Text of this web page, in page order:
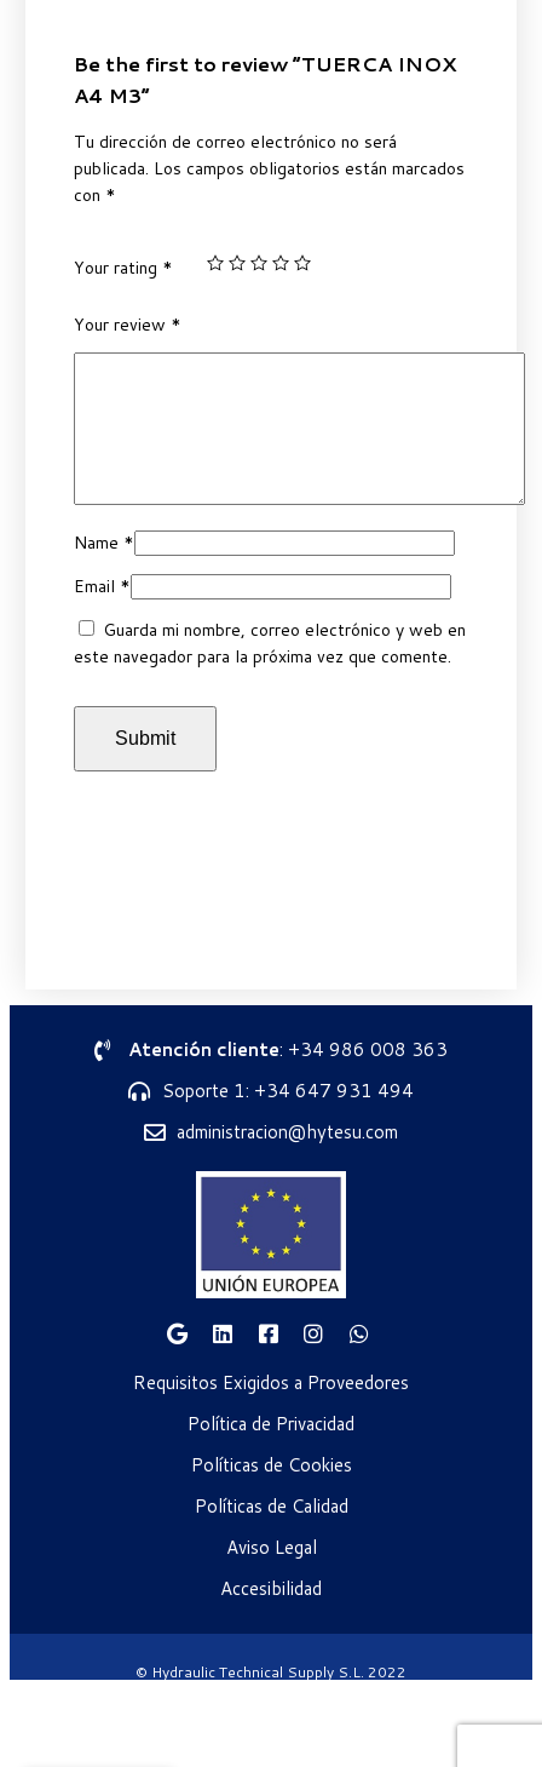
Be the first to review “TUERCA INOX
A4 M3”
Tu dirección de correo electrónico no será
publicada. Los campos obligatorios están marcados
con *
Your rating *
Your review *
Name *
Email *
Guarda mi nombre, correo electrónico y web en
este navegador para la próxima vez que comente.
Atención cliente: +34 986 008 363
Soporte 1: +34 647 931 494
administracion@hytesu.com
Requisitos Exigidos a Proveedores
Política de Privacidad
Políticas de Cookies
Políticas de Calidad
Aviso Legal
Accesibilidad
© Hydraulic Technical Supply S.L. 2022